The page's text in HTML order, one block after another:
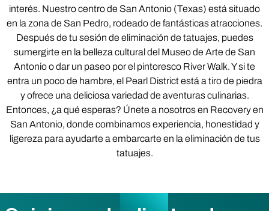
interés. Nuestro centro de San Antonio (Texas) está situado
en la zona de San Pedro, rodeado de fantásticas atracciones.
Después de tu sesión de eliminación de tatuajes, puedes
sumergirte en la belleza cultural del Museo de Arte de San
Antonio o dar un paseo por el pintoresco River Walk. Y si te
entra un poco de hambre, el Pearl District está a tiro de piedra
y ofrece una deliciosa variedad de aventuras culinarias.
Entonces, ¿a qué esperas? Únete a nosotros en Recovery en
San Antonio, donde combinamos experiencia, honestidad y
ligereza para ayudarte a embarcarte en la eliminación de tus
tatuajes.